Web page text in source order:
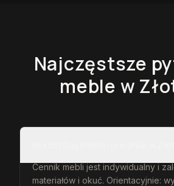
Najczęstsze
meble w
Cennik mebli jest indywidualny i
materiałów i okuć. Orientacyjnie: